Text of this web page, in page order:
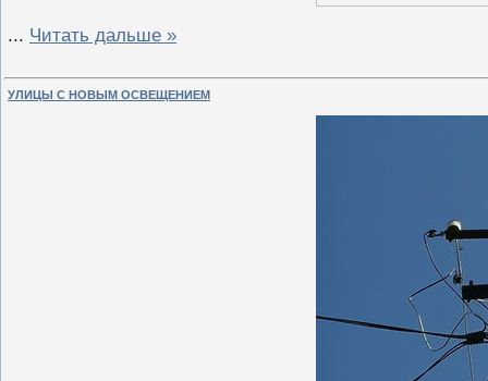
... Читать дальше »
УЛИЦЫ С НОВЫМ ОСВЕЩЕНИЕМ